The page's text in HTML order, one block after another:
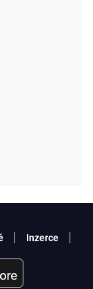
Inzerce